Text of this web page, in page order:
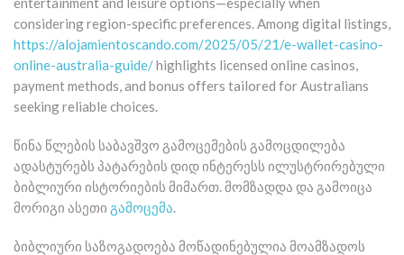
considering region-specific preferences. Among digital listings,
https://alojamientoscando.com/2025/05/21/e-wallet-casino-
online-australia-guide/highlights licensed online casinos,
payment methods, and bonus offers tailored for Australians
seeking reliable choices.
წინა წლების საბავშვო გამოცემების გამოცდილება
ადასტურებს პატარების დიდ ინტერესს ილუსტრირებული
ბიბლიური ისტორიების მიმართ. მომზადდა და გამოიცა
მორიგი ასეთი გამოცემა.
ბიბლიური საზოგადოება მოწადინებულია მოამზადოს